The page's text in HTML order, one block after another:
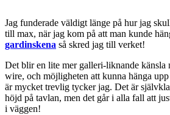
Jag funderade väldigt länge på hur jag
till max, när jag kom på att man kunde
gardinskena så skred jag till verket!
Det blir en lite mer galleri-liknande känsla
wire, och möjligheten att kunna hänga
är mycket trevlig tycker jag. Det är
höjd på tavlan, men det går i alla fall att
i väggen!